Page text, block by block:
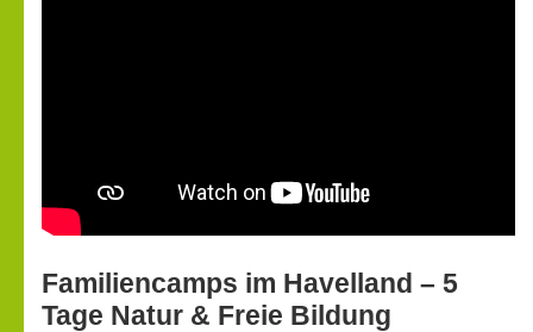
Familiencamps im Havelland – 5
Tage Natur & Freie Bildung